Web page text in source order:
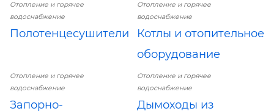
Отопление и горячее
водоснабжение
Полотенцесушители
Отопление и горячее
водоснабжение
Котлы и отопительное
оборудование
Отопление и горячее
водоснабжение
Запорно-
Отопление и горячее
водоснабжение
Дымоходы из